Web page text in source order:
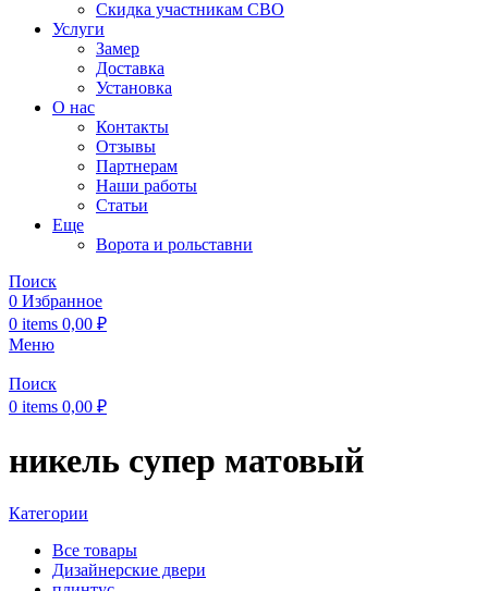
Скидка участникам СВО
Услуги
Замер
Доставка
Установка
О нас
Контакты
Отзывы
Партнерам
Наши работы
Статьи
Еще
Ворота и рольставни
Поиск
0 Избранное
0 items 0,00 ₽
Меню
Поиск
0 items 0,00 ₽
никель супер матовый
Категории
Все товары
Дизайнерские двери